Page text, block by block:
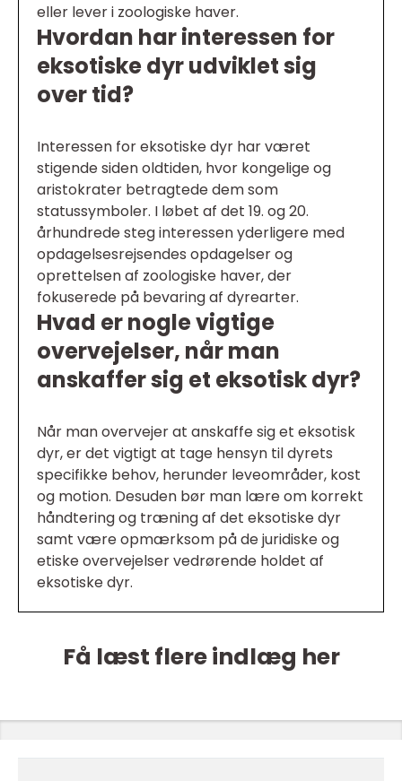
eller lever i zoologiske haver.
Hvordan har interessen for
eksotiske dyr udviklet sig
over tid?
Interessen for eksotiske dyr har været
stigende siden oldtiden, hvor kongelige og
aristokrater betragtede dem som
statussymboler. I løbet af det 19. og 20.
århundrede steg interessen yderligere med
opdagelsesrejsendes opdagelser og
oprettelsen af zoologiske haver, der
fokuserede på bevaring af dyrearter.
Hvad er nogle vigtige
overvejelser, når man
anskaffer sig et eksotisk dyr?
Når man overvejer at anskaffe sig et eksotisk
dyr, er det vigtigt at tage hensyn til dyrets
specifikke behov, herunder leveområder, kost
og motion. Desuden bør man lære om korrekt
håndtering og træning af det eksotiske dyr
samt være opmærksom på de juridiske og
etiske overvejelser vedrørende holdet af
eksotiske dyr.
Få læst flere indlæg her